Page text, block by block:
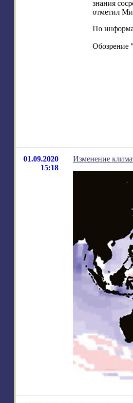
знания
отметил
По
Обозрение
01.09.2020
15:18
Изменение